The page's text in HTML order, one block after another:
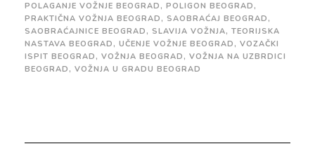
POLAGANJE VOŽNJE BEOGRAD , POLIGON BEOGRAD ,
PRAKTIČNA VOŽNJA BEOGRAD , SAOBRAĆAJ BEOGRAD ,
SAOBRAĆAJNICE BEOGRAD , SLAVIJA VOŽNJA, TEORIJSKA
NASTAVA BEOGRAD , UČENJE VOŽNJE BEOGRAD , VOZAČKI
ISPIT BEOGRAD , VOŽNJA BEOGRAD , VOŽNJA NA UZBRDICI
BEOGRAD , VOŽNJA U GRADU BEOGRAD